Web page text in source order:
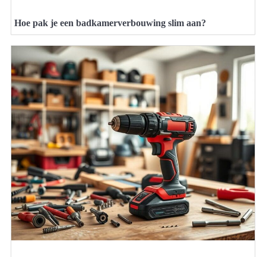
Hoe pak je een badkamerverbouwing slim aan?